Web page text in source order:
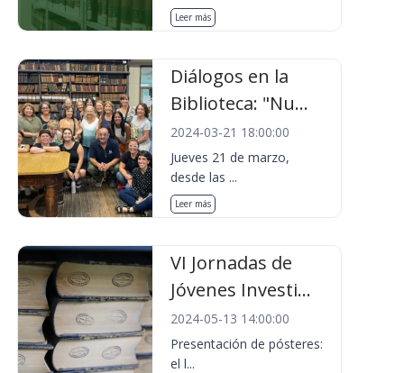
Leer más
Diálogos en la
Biblioteca: "Nu...
2024-03-21 18:00:00
Jueves 21 de marzo,
desde las ...
Leer más
VI Jornadas de
Jóvenes Investi...
2024-05-13 14:00:00
Presentación de pósteres:
el l...